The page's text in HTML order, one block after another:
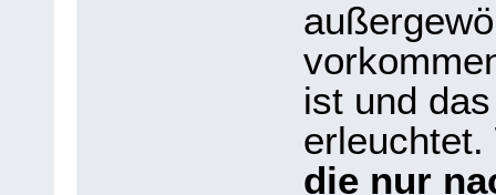
ist und
erleuchtet.
die nur